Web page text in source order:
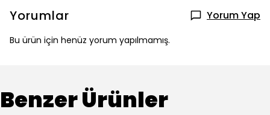
Yorumlar Yorum Yap
Bu ürün için henüz yorum yapılmamış.
Benzer Ürünler